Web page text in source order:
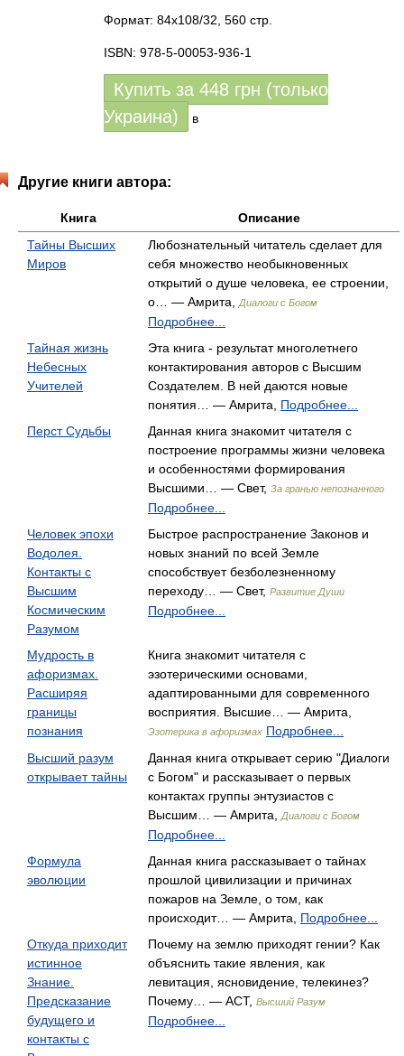
Формат: 84x108/32, 560 стр.
ISBN: 978-5-00053-936-1
Купить за 448 грн (только
Украина)
в
Другие книги автора:
Книга
Описание
Тайны Высших
Миров
Любознательный читатель сделает для
себя множество необыкновенных
открытий о душе человека, ее строении,
о… — Амрита,
Диалоги с Богом
Подробнее...
Тайная жизнь
Небесных
Учителей
Эта книга - результат многолетнего
контактирования авторов с Высшим
Создателем. В ней даются новые
понятия… — Амрита, Подробнее...
Перст Судьбы
Данная книга знакомит читателя с
построение программы жизни человека
и особенностями формирования
Высшими… — Свет, За гранью непознанного
Подробнее...
Человек эпохи
Водолея.
Контакты с
Высшим
Космическим
Разумом
Быстрое распространение Законов и
новых знаний по всей Земле
способствует безболезненному
переходу… — Свет, Развитие Души
Подробнее...
Мудрость в
афоризмах.
Расширяя
границы
познания
Книга знакомит читателя с
эзотерическими основами,
адаптированными для современного
восприятия. Высшие… — Амрита,
Эзотерика в афоризмах Подробнее...
Высший разум
открывает тайны
Данная книга открывает серию "Диалоги
с Богом" и рассказывает о первых
контактах группы энтузиастов с
Высшим… — Амрита,
Диалоги с Богом
Подробнее...
Формула
эволюции
Данная книга рассказывает о тайнах
прошлой цивилизации и причинах
пожаров на Земле, о том, как
происходит… — Амрита, Подробнее...
Откуда приходит
истинное
Знание.
Предсказание
будущего и
контакты с
Почему на землю приходят гении? Как
объяснить такие явления, как
левитация, ясновидение, телекинез?
Почему… — АСТ, Высший Разум
Подробнее...